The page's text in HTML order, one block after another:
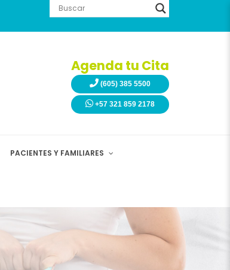
Agenda tu Cita
(605) 385 5500
+57 321 859 2178
PACIENTES Y FAMILIARES